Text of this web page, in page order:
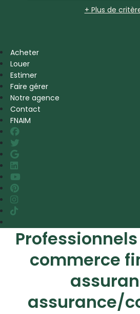
+ Plus de
Acheter
Louer
Estimer
Faire gérer
Notre agence
Contact
FNAIM
commerce
assurance/